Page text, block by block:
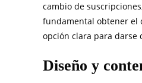
cambio de
fundamental obtener el
opción clara para darse
Diseño y